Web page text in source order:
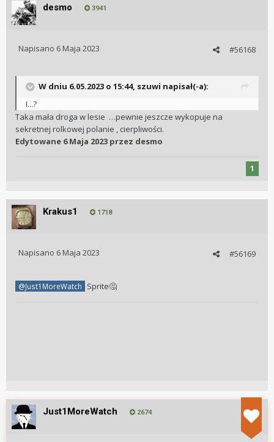
desmo 3941
#56168
Napisano 6 Maja 2023
W dniu 6.05.2023 o 15:44, szuwi napisał(-a):
I...?
Taka mała droga w lesie …pewnie jeszcze wykopuje na
sekretnej rolkowej polanie , cierpliwości.
Edytowane 6 Maja 2023 przez desmo
1
Krakus1 1718
#56169
Napisano 6 Maja 2023
@Just1MoreWatch Sprite🤔
Just1MoreWatch 2674